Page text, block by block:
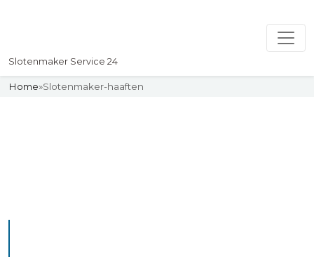
Slotenmaker Service 24
Home»Slotenmaker-haaften